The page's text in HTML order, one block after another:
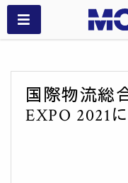
国際物流総
EXPO 2021